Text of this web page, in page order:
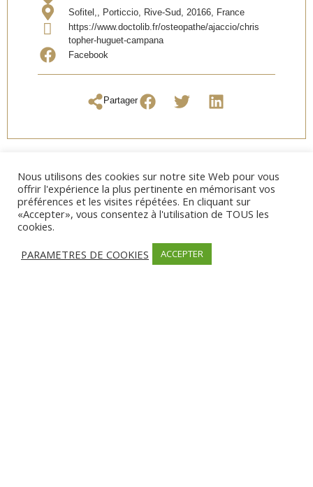
Sofitel,, Porticcio, Rive-Sud, 20166, France
https://www.doctolib.fr/osteopathe/ajaccio/chris
topher-huguet-campana
Facebook
Partager
OUVERTURE
Date d’ouverture: Toute l’année du lundi au dimanche rendez vous en
ligne sur doctolib ou par téléphone
Carte bancaire, Chèque, Espèces
Nous utilisons des cookies sur notre site Web pour vous
offrir l'expérience la plus pertinente en mémorisant vos
préférences et les visites répétées. En cliquant sur
«Accepter», vous consentez à l'utilisation de TOUS les
cookies.
PARAMETRES DE COOKIES
ACCEPTER